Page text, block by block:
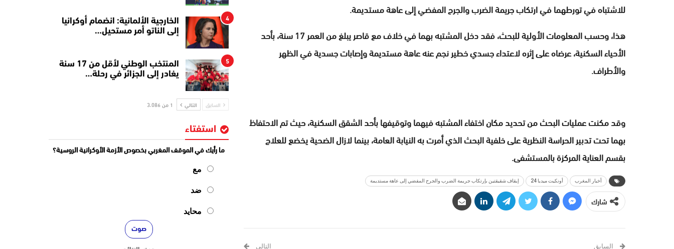
للاشتباه في تورطهما في ارتكاب جريمة الضرب والجرح المفضي إلى عاهة مستديمة.
هذا، وحسب المعلومات الأولية للبحث، فقد دخل المشتبه بهما في خلاف مع قاصر يبلغ من العمر 17 سنة، بأحد
الأحياء السكنية، عرضاه على إثره لاعتداء جسدي خطير نجم عنه عاهة مستديمة وإصابات جسدية في الظهر
والأطراف.
وقد مكنت عمليات البحث من تحديد مكان اختفاء المشتبه فيهما وتوقيفها بأحد الشقق السكنية، حيث تم الاحتفاظ
بهما تحت تدبير الحراسة النظرية على خلفية البحث الذي أمرت به النيابة العامة، بينما لازال الضحية يخضع للعلاج
بقسم العناية المركزة بالمستشفى.
أخبار المغرب أونكيت ميديا 24 إيقاف شقيقتين بإرتكاب جريمة الضرب والجرح المفضي إلى عاهة مستديمة
شارك
السابق التالي
4
الخارجية الألمانية: انضمام أوكرانيا
إلى الناتو أمر مستحيل…
5
المنتخب الوطني لأقل من 17 سنة
يغادر إلى الجزائر في رحلة…
السابق التالي 1 من 3٬086
استفتاء
ما رأيك في الموقف المغربي بخصوص الأزمة الأوكرانية الروسية؟
مع
ضد
محايد